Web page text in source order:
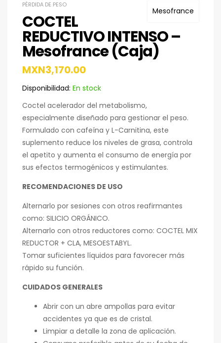
Mesofrance
PÉRDIDA DE PESO
COCTEL
REDUCTIVO INTENSO –
Mesofrance (Caja)
MXN3,170.00
Disponibilidad: En stock
Coctel acelerador del metabolismo,
especialmente diseñado para gestionar el peso.
Formulado con cafeína y L-Carnitina, este
suplemento reduce los niveles de grasa, controla
el apetito y aumenta el consumo de energía por
sus efectos termogénicos y estimulantes.
RECOMENDACIONES DE USO
Alternarlo por sesiones con otros reafirmantes
como: SILICIO ORGÁNICO.
Alternarlo con otros reductores como: COCTEL MIX
REDUCTOR + CLA, MESOESTABYL.
Tomar suficientes líquidos para favorecer más
rápido su función.
CUIDADOS GENERALES
Abrir con un abre ampollas para evitar
accidentes ya que es de cristal.
Limpiar a detalle la zona de aplicación.